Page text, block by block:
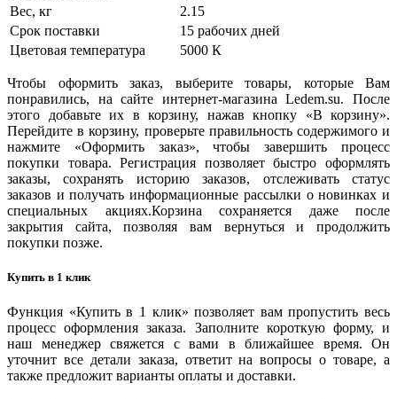
Вес, кг
2.15
Срок поставки
15 рабочих дней
Цветовая температура
5000 К
Чтобы оформить заказ, выберите товары, которые Вам
понравились, на сайте интернет-магазина Ledem.su. После
этого добавьте их в корзину, нажав кнопку «В корзину».
Перейдите в корзину, проверьте правильность содержимого и
нажмите «Оформить заказ», чтобы завершить процесс
покупки товара. Регистрация позволяет быстро оформлять
заказы, сохранять историю заказов, отслеживать статус
заказов и получать информационные рассылки о новинках и
специальных акциях.Корзина сохраняется даже после
закрытия сайта, позволяя вам вернуться и продолжить
покупки позже.
Купить в 1 клик
Функция «Купить в 1 клик» позволяет вам пропустить весь
процесс оформления заказа. Заполните короткую форму, и
наш менеджер свяжется с вами в ближайшее время. Он
уточнит все детали заказа, ответит на вопросы о товаре, а
также предложит варианты оплаты и доставки.